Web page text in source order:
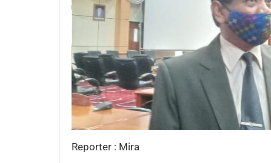
Reporter : Mira